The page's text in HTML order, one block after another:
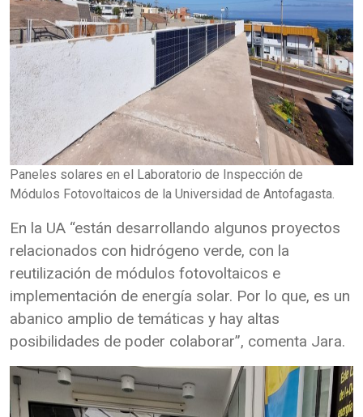
Paneles solares en el Laboratorio de Inspección de
Módulos Fotovoltaicos de la Universidad de Antofagasta.
En la UA “están desarrollando algunos proyectos
relacionados con hidrógeno verde, con la
reutilización de módulos fotovoltaicos e
implementación de energía solar. Por lo que, es un
abanico amplio de temáticas y hay altas
posibilidades de poder colaborar”, comenta Jara.